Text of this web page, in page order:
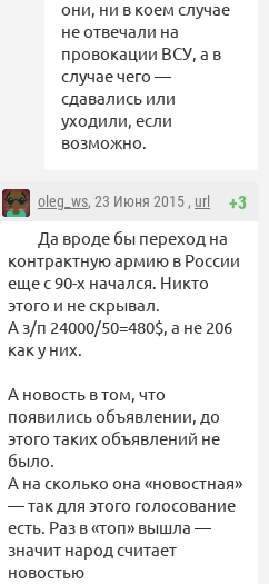
они, ни в коем случае
не отвечали на
провокации ВСУ, а в
случае чего —
сдавались или
уходили, если
возможно.
+3
oleg_ws, 23 Июня 2015 , url
Да вроде бы переход на
контрактную армию в России
еще с 90-х начался. Никто
этого и не скрывал.
А з/п 24000/50=480$, а не 206
как у них.
А новость в том, что
появились объявлении, до
этого таких объявлений не
было.
А на сколько она «новостная»
— так для этого голосование
есть. Раз в «топ» вышла —
значит народ считает
новостью